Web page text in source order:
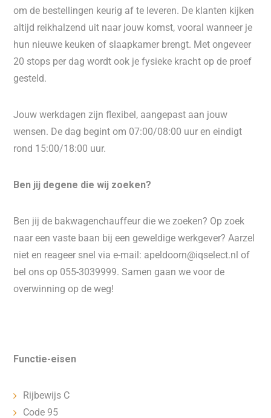
om de bestellingen keurig af te leveren. De klanten kijken
altijd reikhalzend uit naar jouw komst, vooral wanneer je
hun nieuwe keuken of slaapkamer brengt. Met ongeveer
20 stops per dag wordt ook je fysieke kracht op de proef
gesteld.
Jouw werkdagen zijn flexibel, aangepast aan jouw
wensen. De dag begint om 07:00/08:00 uur en eindigt
rond 15:00/18:00 uur.
Ben jij degene die wij zoeken?
Ben jij de bakwagenchauffeur die we zoeken? Op zoek
naar een vaste baan bij een geweldige werkgever? Aarzel
niet en reageer snel via e-mail: apeldoorn@iqselect.nl of
bel ons op 055-3039999. Samen gaan we voor de
overwinning op de weg!
Functie-eisen
Rijbewijs C
Code 95